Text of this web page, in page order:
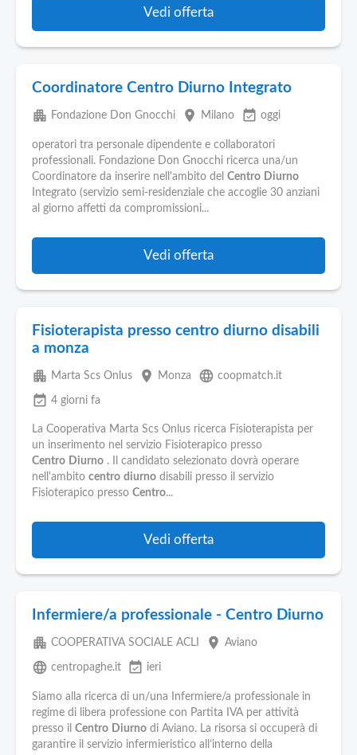
Vedi offerta
Coordinatore Centro Diurno Integrato
apartment Fondazione Don Gnocchi place Milano event_available oggi
operatori tra personale dipendente e collaboratori
professionali. Fondazione Don Gnocchi ricerca una/un
Coordinatore da inserire nell'ambito del Centro Diurno
Integrato (servizio semi-residenziale che accoglie 30 anziani
al giorno affetti da compromissioni...
Vedi offerta
Fisioterapista presso centro diurno disabili
a monza
apartment Marta Scs Onlus place Monza language coopmatch.it
event_available 4 giorni fa
La Cooperativa Marta Scs Onlus ricerca Fisioterapista per
un inserimento nel servizio Fisioterapico presso
Centro Diurno . Il candidato selezionato dovrà operare
nell'ambito centro diurno disabili presso il servizio
Fisioterapico presso Centro...
Vedi offerta
Infermiere/a professionale - Centro Diurno
apartment COOPERATIVA SOCIALE ACLI place Aviano
language centropaghe.it event_available ieri
Siamo alla ricerca di un/una Infermiere/a professionale in
regime di libera professione con Partita IVA per attività
presso il Centro Diurno di Aviano. La risorsa si occuperà di
garantire il servizio infermieristico all’interno della